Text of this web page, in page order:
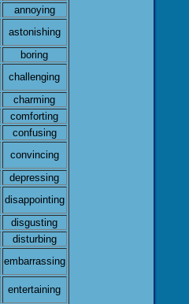
annoying
astonishing
boring
challenging
charming
comforting
confusing
convincing
depressing
disappointing
disgusting
disturbing
embarrassing
entertaining